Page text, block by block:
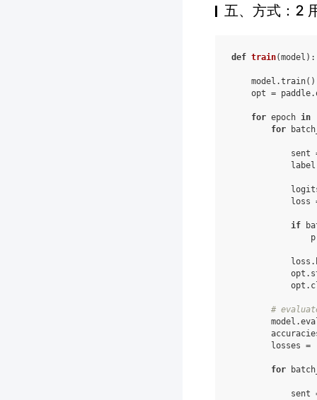
五、方式：2
def train(model ):
model .train()
opt = paddle.
for epoch in
for
sent
label
loss
if
loss .
opt .
opt .
#
model .
losses =
for
sent